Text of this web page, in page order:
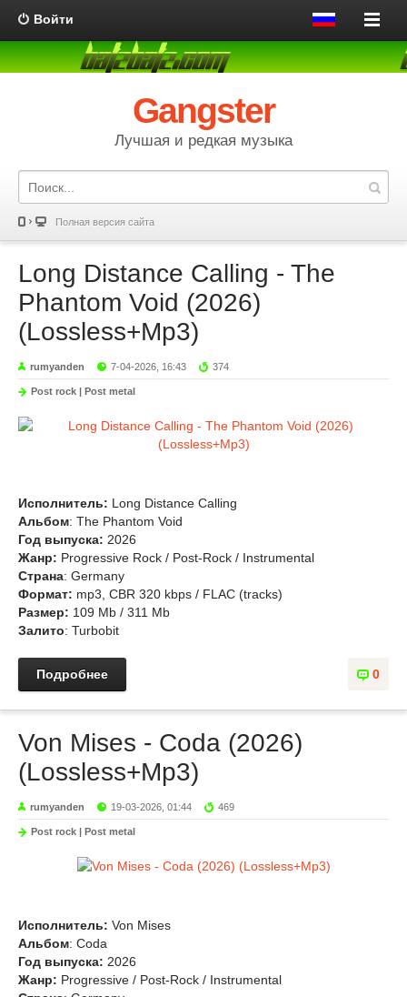
Войти
Gangster
Лучшая и редкая музыка
Полная версия сайта
Long Distance Calling - The
Phantom Void (2026)
(Lossless+Mp3)
rumyanden 7-04-2026, 16:43 374
Post rock | Post metal
Исполнитель: Long Distance Calling
Альбом: The Phantom Void
Год выпуска: 2026
Жанр: Progressive Rock / Post-Rock / Instrumental
Страна: Germany
Формат: mp3, CBR 320 kbps / FLAC (tracks)
Размер: 109 Mb / 311 Mb
Залито: Turbobit
0
Подробнее
Von Mises - Coda (2026)
(Lossless+Mp3)
rumyanden 19-03-2026, 01:44 469
Post rock | Post metal
Исполнитель: Von Mises
Альбом: Coda
Год выпуска: 2026
Жанр: Progressive / Post-Rock / Instrumental